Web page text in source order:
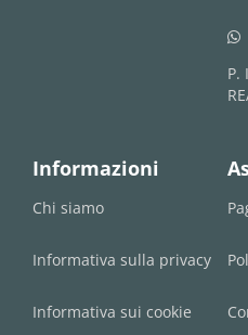
whatsapp
P.
Informazioni
Chi siamo
Informativa sulla privacy
Informativa sui cookie